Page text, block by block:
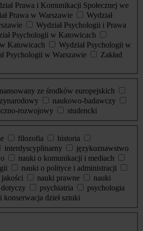
Prawa i Komunikacji Społecznej we
Prawa w Warszawie
Wydział
Wydział Psychologii i Prawa
Psychologii w Katowicach
Katowicach
Wydział Psychologii w
Psychologii w Warszawie
Zakład
ze środków europejskich
naukowo-badawczy
rozwojowy
studencki
filozofia
historia
interdyscyplinarny
językoznawstwo
nauki o komunikacji i mediach
nauki o polityce i administracji
nauki prawne
nauki
dotyczy psychiatria
psychologia
konserwacja dzieł sztuki